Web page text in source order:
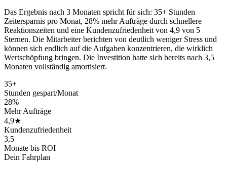
Das Ergebnis nach 3 Monaten spricht für sich: 35+ Stunden
Zeitersparnis pro Monat, 28% mehr Aufträge durch schnellere
Reaktionszeiten und eine Kundenzufriedenheit von 4,9 von 5
Sternen. Die Mitarbeiter berichten von deutlich weniger Stress und
können sich endlich auf die Aufgaben konzentrieren, die wirklich
Wertschöpfung bringen. Die Investition hatte sich bereits nach 3,5
Monaten vollständig amortisiert.
35+
Stunden gespart/Monat
28%
Mehr Aufträge
4,9★
Kundenzufriedenheit
3,5
Monate bis ROI
Dein Fahrplan